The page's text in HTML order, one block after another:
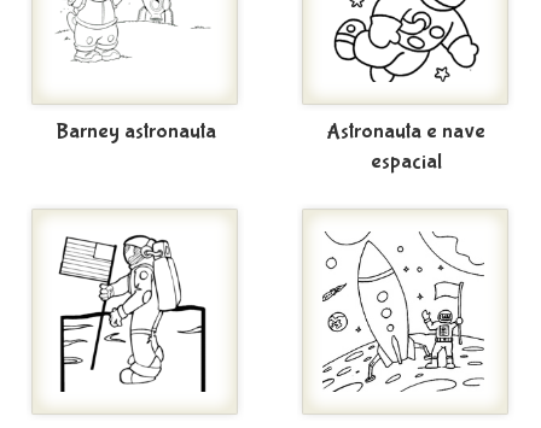
Barney astronauta
Astronauta e nave
espacial